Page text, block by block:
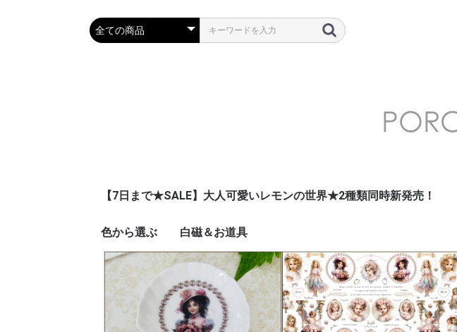
【7日まで★SALE】大人可愛いレモンの世界★2種類同時新発売！
色から選ぶ
ピンク
ブルー
ネイビー
レッド
イエロー
オレンジ
グリーン
パープル
ブラウン
グレー
ブラック
ゴールド
シルバー
ホワイト
グラデーション
その他
白磁＆お道具